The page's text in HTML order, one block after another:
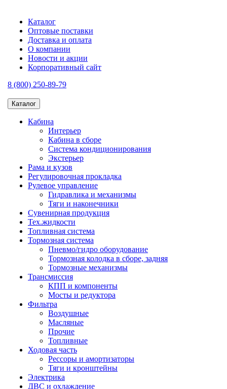
Каталог
Оптовые поставки
Доставка и оплата
О компании
Новости и акции
Корпоративный сайт
8 (800) 250-89-79
Каталог
Кабина
Интерьер
Кабина в сборе
Система кондиционирования
Экстерьер
Рама и кузов
Регулировочная прокладка
Рулевое управление
Гидравлика и механизмы
Тяги и наконечники
Сувенирная продукция
Тех.жидкости
Топливная система
Тормозная система
Пневмо/гидро оборудование
Тормозная колодка в сборе, задняя
Тормозные механизмы
Трансмиссия
КПП и компоненты
Мосты и редуктора
Фильтра
Воздушные
Масляные
Прочие
Топливные
Ходовая часть
Рессоры и амортизаторы
Тяги и кронштейны
Электрика
ДВС и охлаждение